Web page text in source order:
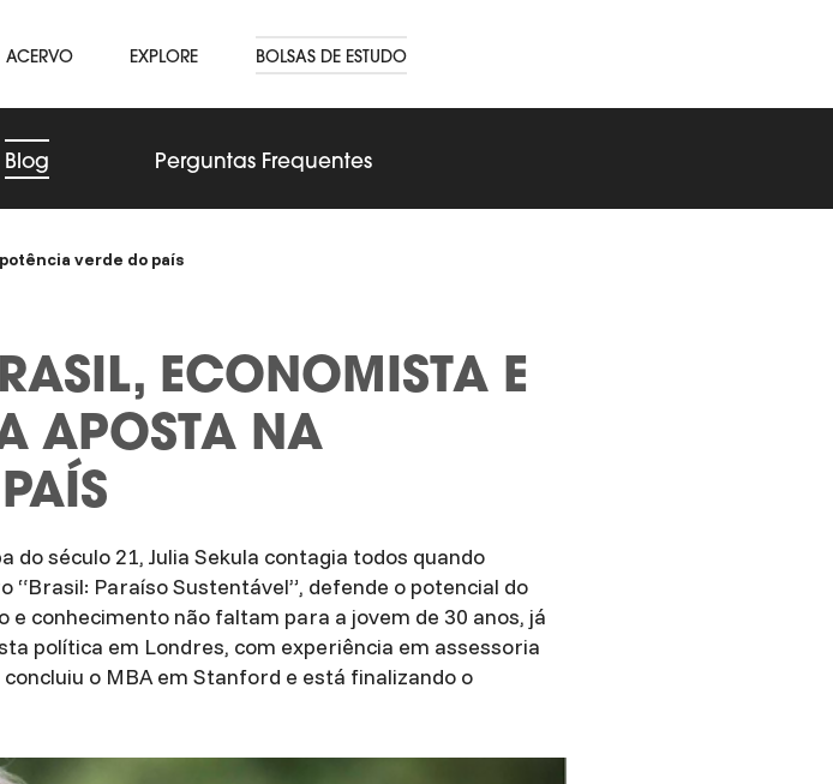
ACERVO EXPLORE BOLSAS DE ESTUDO
Blog Perguntas Frequentes
verde do país
ECONOMISTA E
APOSTA NA
século 21, Julia Sekula contagia todos quando
Paraíso Sustentável”, defende o potencial do
conhecimento não faltam para a jovem de 30 anos, já
política em Londres, com experiência em assessoria
o MBA em Stanford e está finalizando o